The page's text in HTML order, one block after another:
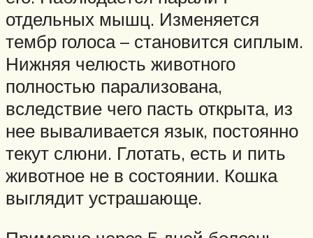
отдельных мышц. Изменяется
тембр голоса – становится сиплым.
Нижняя челюсть животного
полностью парализована,
вследствие чего пасть открыта, из
нее вываливается язык, постоянно
текут слюни. Глотать, есть и пить
животное не в состоянии. Кошка
выглядит устрашающе.